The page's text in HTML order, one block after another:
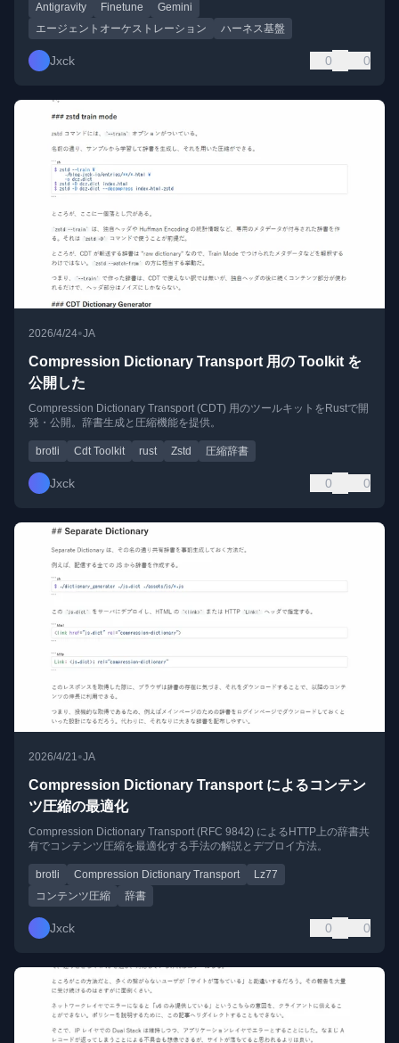
Antigravity Finetune
Gemini
エージェントオーケストレーション
ハーネス基盤
Jxck 0 0
2026/4/24•JA
Compression Dictionary Transport 用の Toolkit を
公開した
Compression Dictionary Transport (CDT) 用のツールキットをRustで開
発・公開。辞書生成と圧縮機能を提供。
brotli Cdt Toolkit rust Zstd 圧縮辞書
Jxck 0 0
2026/4/21 •JA
Compression Dictionary Transport によるコンテン
ツ圧縮の最適化
Compression Dictionary Transport (RFC 9842) によるHTTP上の辞書共
有でコンテンツ圧縮を最適化する手法の解説とデプロイ方法。
brotli Compression Dictionary Transport
Lz77
コンテンツ圧縮
辞書
Jxck 0 0